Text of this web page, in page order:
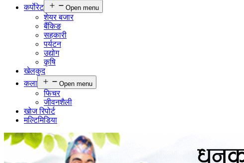
कर्पाेरेट
Open menu
शेयर बजार
बैंकिङ
सहकारी
पर्यटन
उद्योग
कृषि
खेलकुद
कला
Open menu
फिचर
जीवनशैली
खोज रिपोर्ट
मल्टिमिडिया